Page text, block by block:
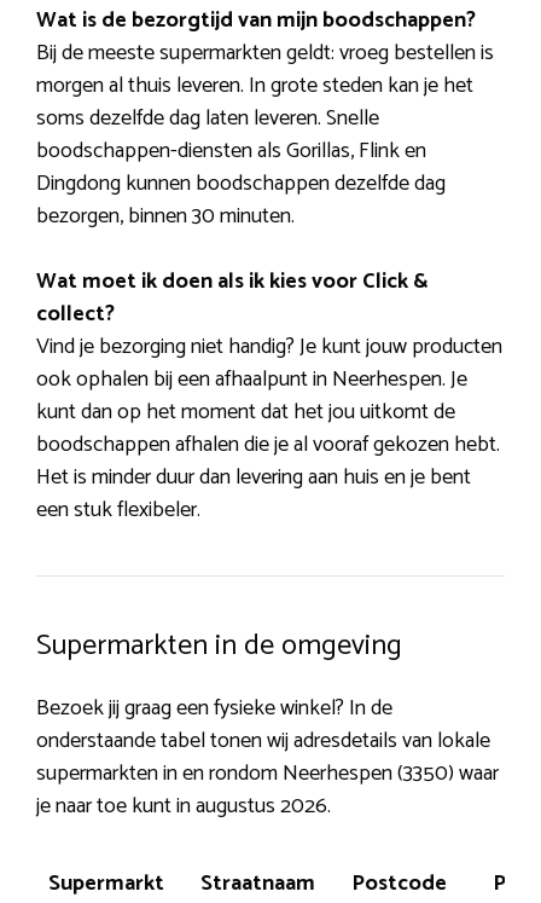
Wat is de bezorgtijd van mijn boodschappen?
Bij de meeste supermarkten geldt: vroeg bestellen is
morgen al thuis leveren. In grote steden kan je het
soms dezelfde dag laten leveren. Snelle
boodschappen-diensten als Gorillas, Flink en
Dingdong kunnen boodschappen dezelfde dag
bezorgen, binnen 30 minuten.
Wat moet ik doen als ik kies voor Click &
collect?
Vind je bezorging niet handig? Je kunt jouw producten
ook ophalen bij een afhaalpunt in Neerhespen. Je
kunt dan op het moment dat het jou uitkomt de
boodschappen afhalen die je al vooraf gekozen hebt.
Het is minder duur dan levering aan huis en je bent
een stuk flexibeler.
Supermarkten in de omgeving
Bezoek jij graag een fysieke winkel? In de
onderstaande tabel tonen wij adresdetails van lokale
supermarkten in en rondom Neerhespen (3350) waar
je naar toe kunt in augustus 2026.
Supermarkt Straatnaam Postcode